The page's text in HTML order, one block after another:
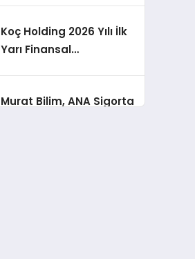
Beklentisi
Koç Holding 2026 Yılı İlk
Yarı Finansal
Murat Bilim, ANA Sigorta